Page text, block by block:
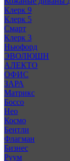
Клерк 9
Клерк 5
Смарт
Клерк 3
Ньюфорд
ЭВОЛЮШН
АЛЕКТО
ОФИС
ЗАРА
Матрикс
Боссо
Нео
Космо
Бентли
Флагман
Бизнес
Руум